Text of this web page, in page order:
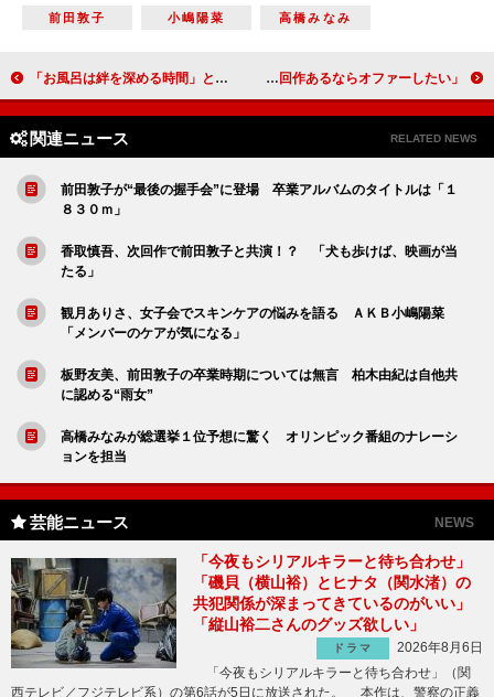
前田敦子 小嶋陽菜 高橋みなみ
「お風呂は絆を深める時間」と杉浦太陽 庄司智春「これからは３人一緒に入ろうかな」 栗山千明、実写のアフレコに初挑戦 ウエスト監督「次回作あるならオファーしたい」
関連ニュース RELATED NEWS
前田敦子が“最後の握手会”に登場 卒業アルバムのタイトルは「１
８３０ｍ」
香取慎吾、次回作で前田敦子と共演！？ 「犬も歩けば、映画が当
たる」
観月ありさ、女子会でスキンケアの悩みを語る ＡＫＢ小嶋陽菜
「メンバーのケアが気になる」
板野友美、前田敦子の卒業時期については無言 柏木由紀は自他共
に認める“雨女”
高橋みなみが総選挙１位予想に驚く オリンピック番組のナレーシ
ョンを担当
芸能ニュース NEWS
「今夜もシリアルキラーと待ち合わせ」
「磯貝（横山裕）とヒナタ（関水渚）の
共犯関係が深まってきているのがいい」
「縦山裕二さんのグッズ欲しい」
ドラマ
2026年8月6日
「今夜もシリアルキラーと待ち合わせ」（関
西テレビ／フジテレビ系）の第6話が5日に放送された。 本作は、警察の正義